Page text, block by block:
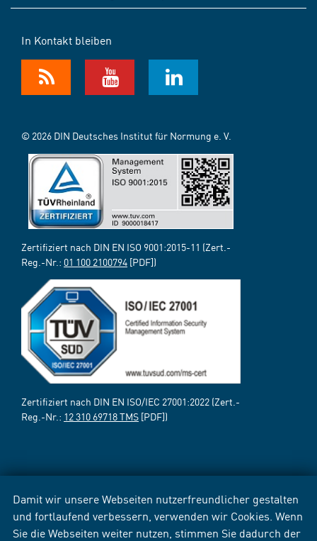
Damit wir unsere Webseiten nutzerfreundlicher gestalten
und fortlaufend verbessern, verwenden wir Cookies. Wenn
Sie die Webseiten weiter nutzen, stimmen Sie dadurch der
In Kontakt bleiben
© 2026 DIN Deutsches Institut für Normung e. V.
Zertifiziert nach DIN EN ISO 9001:2015-11 (Zert.-
Reg.-Nr.: 01 100 2100794 [PDF])
Zertifiziert nach DIN EN ISO/IEC 27001:2022 (Zert.-
Reg.-Nr.: 12 310 69718 TMS [PDF])